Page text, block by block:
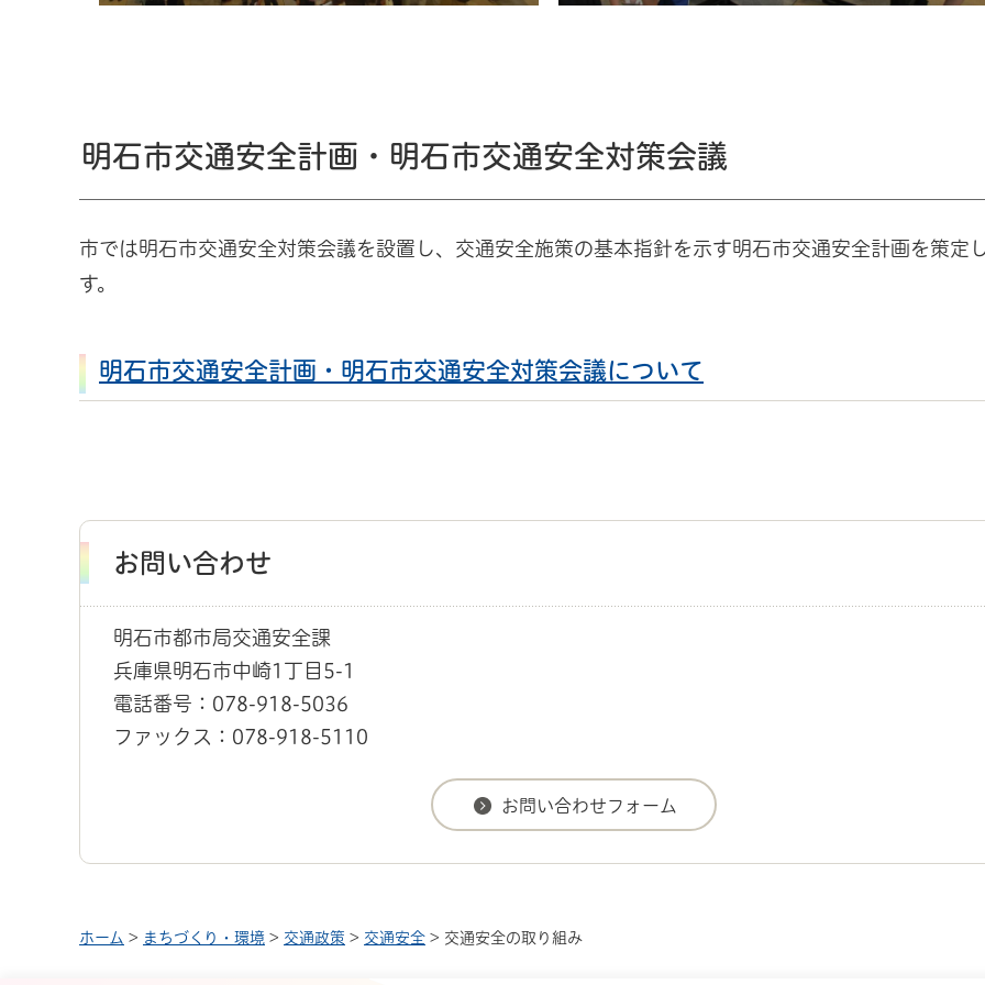
明石市交通安全計画・明石市交通安全対策会議
市では明石市交通安全対策会議を設置し、交通安全施策の基本指針を示す明石市交通安全計画を策定
す。
明石市交通安全計画・明石市交通安全対策会議について
お問い合わせ
明石市都市局交通安全課
兵庫県明石市中崎1丁目5-1
電話番号：078-918-5036
ファックス：078-918-5110
ホーム > まちづくり・環境 > 交通政策 > 交通安全 > 交通安全の取り組み